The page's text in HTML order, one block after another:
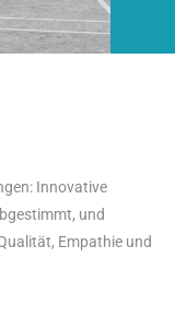
Innovative
und
Empathie und